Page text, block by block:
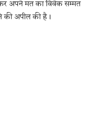
अपने मत का विवेक सम्मत
की अपील की है।